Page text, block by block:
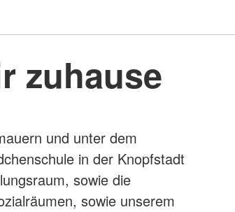
zuhause
und unter dem
in der Knopfstadt
sowie die
sowie unserem